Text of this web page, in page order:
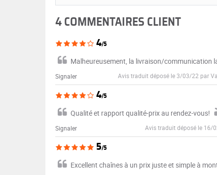
4 COMMENTAIRES CLIENT
4/5
Malheureusement, la livraison/communication
Signaler Avis traduit déposé le 3/03/22 par
4/5
Qualité et rapport qualité-prix au rendez-vous!
Signaler Avis traduit déposé le 16/
5/5
Excellent chaînes à un prix juste et simple à